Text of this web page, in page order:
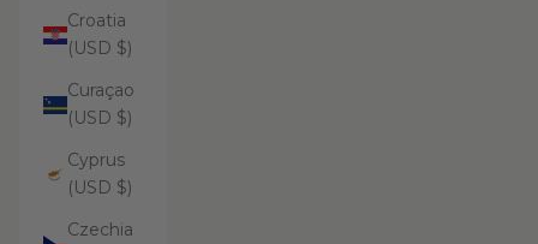
Croatia
(USD $)
Curaçao
(USD $)
Cyprus
(USD $)
Czechia